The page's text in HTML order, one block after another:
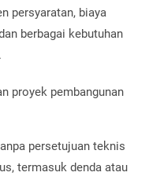
persyaratan, biaya
berbagai kebutuhan
proyek pembangunan
persetujuan teknis
termasuk denda atau